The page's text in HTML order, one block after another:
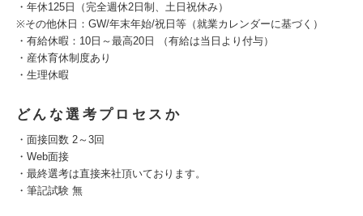
・年休125日（完全週休2日制、土日祝休み）
※その他休日：GW/年末年始/祝日等（就業カレンダーに基づく）
・有給休暇：10日～最高20日 （有給は当日より付与）
・産休育休制度あり
・生理休暇
どんな選考プロセスか
・面接回数 2～3回
・Web面接
・最終選考は直接来社頂いております。
・筆記試験 無